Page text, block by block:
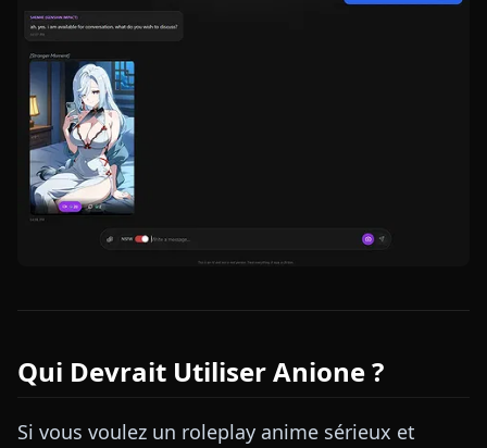
Qui Devrait Utiliser Anione ?
Si vous voulez un roleplay anime sérieux et